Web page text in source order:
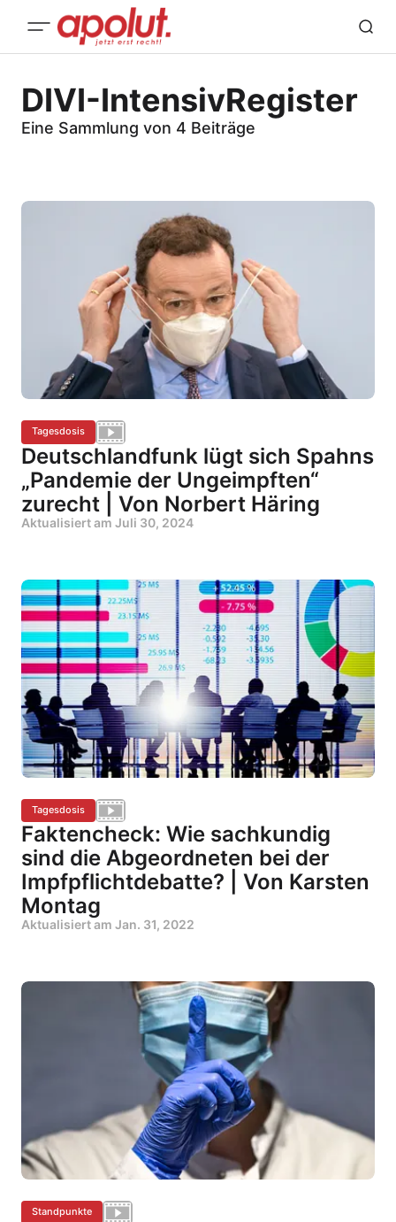
DIVI-IntensivRegister
Eine Sammlung von 4 Beiträge
Tagesdosis
Deutschlandfunk lügt sich Spahns
„Pandemie der Ungeimpften“
zurecht | Von Norbert Häring
Aktualisiert am Juli 30, 2024
Tagesdosis
Faktencheck: Wie sachkundig
sind die Abgeordneten bei der
Impfpflichtdebatte? | Von Karsten
Montag
Aktualisiert am Jan. 31, 2022
Standpunkte